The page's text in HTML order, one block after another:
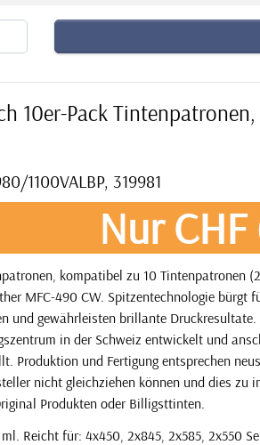
10er-Pack
1100VALBP, 319981
Nur
kompatibel zu 10 Tintenpatronen
MFC-490 CW. Spitzentechnologie
und gewährleisten brillante
in der Schweiz entwickelt und
Produktion und Fertigung entsprechen
nicht gleichziehen können und dies zu
Produkten oder Billigsttinten.
Reicht für: 4x450, 2x845, 2x585, 2x550